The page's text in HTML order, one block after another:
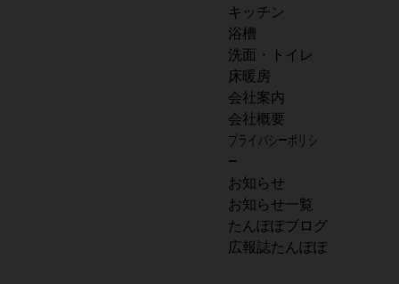
キッチン
浴槽
洗面・トイレ
床暖房
会社案内
会社概要
プライバシーポリシ
ー
お知らせ
お知らせ一覧
たんぽぽブログ
広報誌たんぽぽ